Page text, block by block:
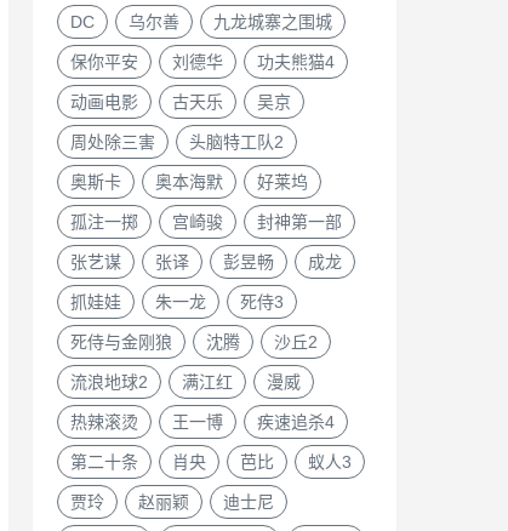
DC 乌尔善 九龙城寨之围城
保你平安 刘德华 功夫熊猫4
动画电影 古天乐 吴京
周处除三害 头脑特工队2
奥斯卡 奥本海默 好莱坞
孤注一掷 宫崎骏 封神第一部
张艺谋 张译 彭昱畅 成龙
抓娃娃 朱一龙 死侍3
死侍与金刚狼 沈腾 沙丘2
流浪地球2 满江红 漫威
热辣滚烫 王一博 疾速追杀4
第二十条 肖央 芭比 蚁人3
贾玲 赵丽颖 迪士尼